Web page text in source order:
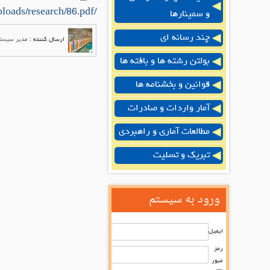
و سمینارها
چند رسانه ای
بولتن رشته ها و بافته ها
قوانین و بخشنامه ها
آمار واردات و صادرات
مطالعات آماری و راهبردی
تبریک و تسلیت
ورود به سیستم
ایمیل
رمز
عبور
/uploads/research/86.pdf
ارسال کننده : مدیر